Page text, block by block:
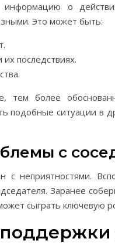
о
Это может быть:
последствиях.
тем более
подобные ситуации в
с
с неприятностями.
Заранее
сыграть ключевую